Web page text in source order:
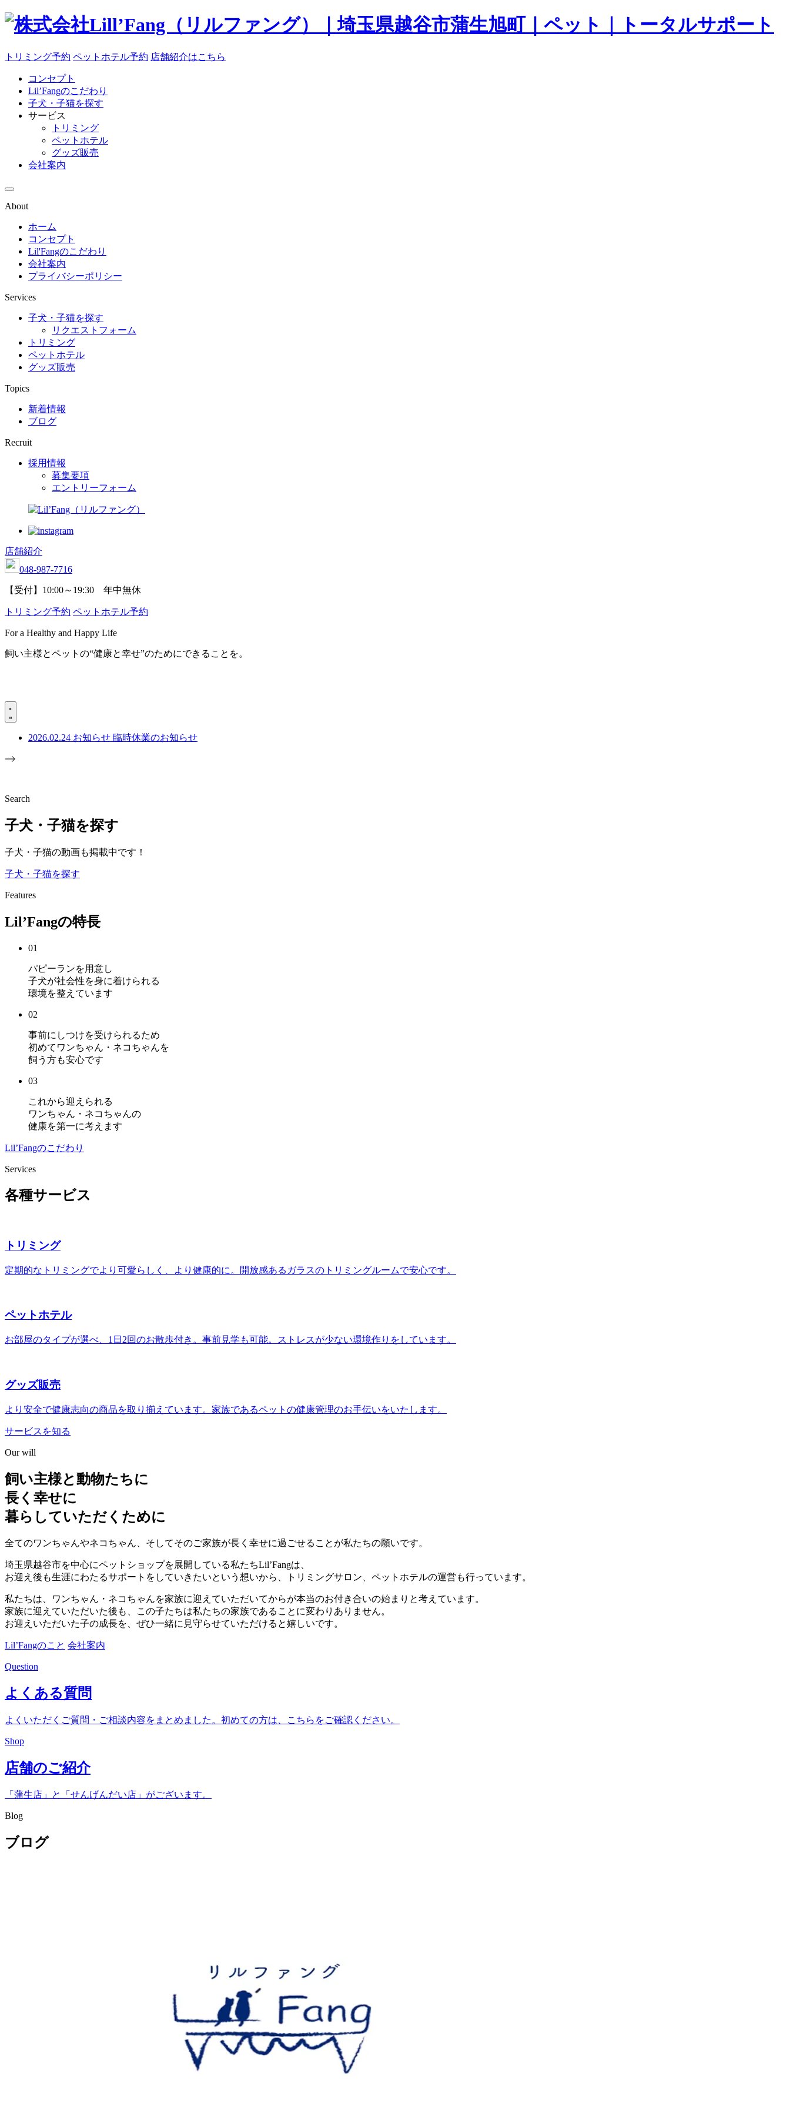
トリミング予約 ペットホテル予約 店舗紹介はこちら
コンセプト
Lil’Fangのこだわり
子犬・子猫を探す
サービス
トリミング
ペットホテル
グッズ販売
会社案内
About
ホーム
コンセプト
Lil'Fangのこだわり
会社案内
プライバシーポリシー
Services
子犬・子猫を探す
リクエストフォーム
トリミング
ペットホテル
グッズ販売
Topics
新着情報
ブログ
Recruit
採用情報
募集要項
エントリーフォーム
店舗紹介
048-987-7716
【受付】10:00～19:30 年中無休
トリミング予約 ペットホテル予約
For a Healthy and Happy Life
飼い主様とペットの“健康と幸せ”のためにできることを。
2026.02.24 お知らせ 臨時休業のお知らせ
Search
子犬・子猫を探す
子犬・子猫の動画も掲載中です！
子犬・子猫を探す
Features
Lil’Fangの特長
01
パピーランを用意し
子犬が社会性を身に着けられる
環境を整えています
02
事前にしつけを受けられるため
初めてワンちゃん・ネコちゃんを
飼う方も安心です
03
これから迎えられる
ワンちゃん・ネコちゃんの
健康を第一に考えます
Lil’Fangのこだわり
Services
各種サービス
トリミング
定期的なトリミングでより可愛らしく、より健康的に。開放感あるガラスのトリミングルームで安心です。
ペットホテル
お部屋のタイプが選べ、1日2回のお散歩付き。事前見学も可能。ストレスが少ない環境作りをしています。
グッズ販売
より安全で健康志向の商品を取り揃えています。家族であるペットの健康管理のお手伝いをいたします。
サービスを知る
Our will
飼い主様と動物たちに
長く幸せに
暮らしていただくために
全てのワンちゃんやネコちゃん、そしてそのご家族が長く幸せに過ごせることが私たちの願いです。
埼玉県越谷市を中心にペットショップを展開している私たちLil’Fangは、
お迎え後も生涯にわたるサポートをしていきたいという想いから、トリミングサロン、ペットホテルの運営も行っています。
私たちは、ワンちゃん・ネコちゃんを家族に迎えていただいてからが本当のお付き合いの始まりと考えています。
家族に迎えていただいた後も、この子たちは私たちの家族であることに変わりありません。
お迎えいただいた子の成長を、ぜひ一緒に見守らせていただけると嬉しいです。
Lil’Fangのこと 会社案内
Question
よくある質問
よくいただくご質問・ご相談内容をまとめました。初めての方は、こちらをご確認ください。
Shop
店舗のご紹介
「蒲生店」と「せんげんだい店」がございます。
Blog
ブログ